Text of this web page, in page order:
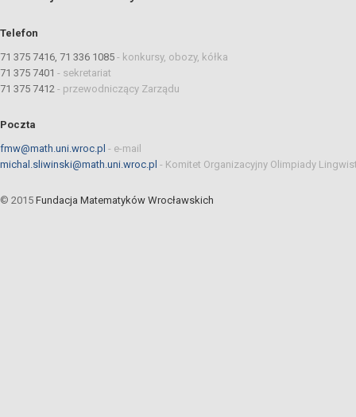
Telefon
71 375 7416, 71 336 1085 - konkursy, obozy, kółka
71 375 7401 - sekretariat
71 375 7412 - przewodniczący Zarządu
Poczta
fmw@math.uni.wroc.pl - e-mail
michal.sliwinski@math.uni.wroc.pl - Komitet Organizacyjny Olimpiady
© 2015 Fundacja Matematyków Wrocławskich